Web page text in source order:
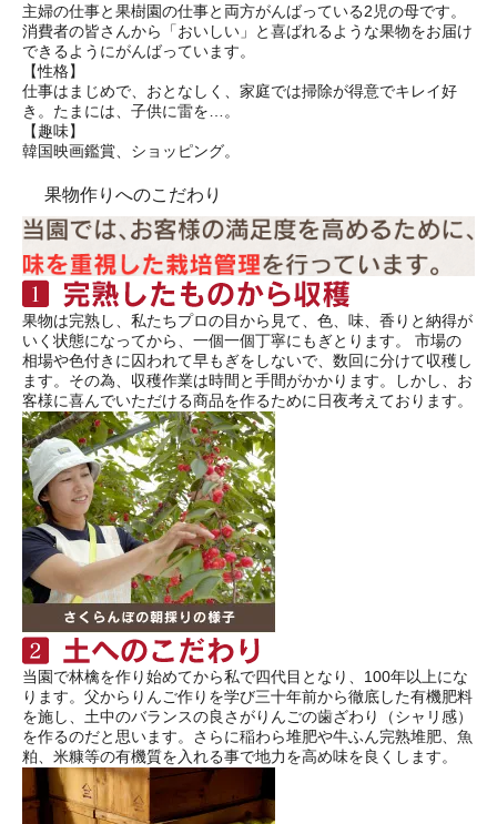
主婦の仕事と果樹園の仕事と両方がんばっている2児の母です。
消費者の皆さんから「おいしい」と喜ばれるような果物をお届け
できるようにがんばっています。
【性格】
仕事はまじめで、おとなしく、家庭では掃除が得意でキレイ好
き。たまには、子供に雷を…。
【趣味】
韓国映画鑑賞、ショッピング。
果物作りへのこだわり
果物は完熟し、私たちプロの目から見て、色、味、香りと納得が
いく状態になってから、一個一個丁寧にもぎとります。 市場の
相場や色付きに囚われて早もぎをしないで、数回に分けて収穫し
ます。その為、収穫作業は時間と手間がかかります。しかし、お
客様に喜んでいただける商品を作るために日夜考えております。
当園で林檎を作り始めてから私で四代目となり、100年以上にな
ります。父からりんご作りを学び三十年前から徹底した有機肥料
を施し、土中のバランスの良さがりんごの歯ざわり（シャリ感）
を作るのだと思います。さらに稲わら堆肥や牛ふん完熟堆肥、魚
粕、米糠等の有機質を入れる事で地力を高め味を良くします。